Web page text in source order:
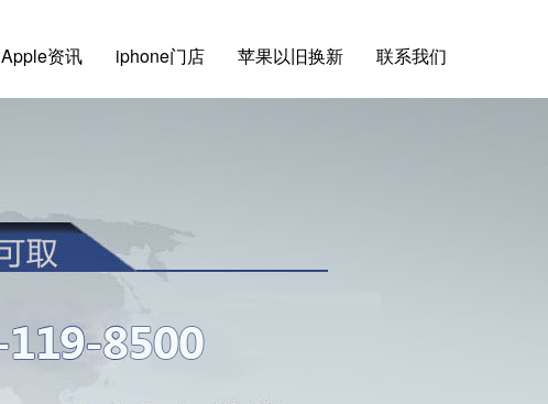
Apple资讯 iphone门店 苹果以旧换新 联系我们